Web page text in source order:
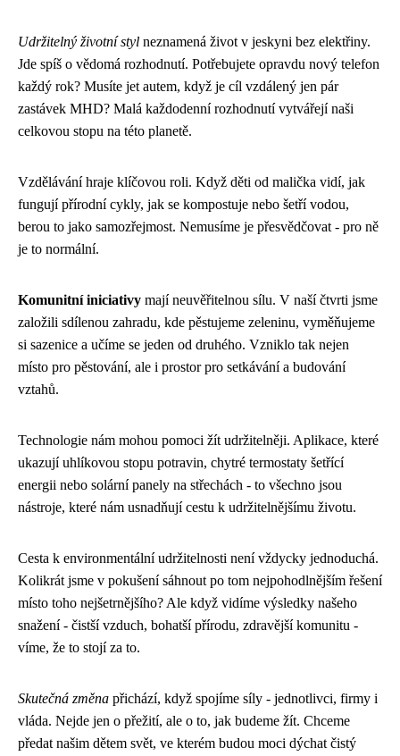
Udržitelný životní styl neznamená život v jeskyni bez elektřiny.
Jde spíš o vědomá rozhodnutí. Potřebujete opravdu nový telefon
každý rok? Musíte jet autem, když je cíl vzdálený jen pár
zastávek MHD? Malá každodenní rozhodnutí vytvářejí naši
celkovou stopu na této planetě.
Vzdělávání hraje klíčovou roli. Když děti od malička vidí, jak
fungují přírodní cykly, jak se kompostuje nebo šetří vodou,
berou to jako samozřejmost. Nemusíme je přesvědčovat - pro ně
je to normální.
Komunitní iniciativy mají neuvěřitelnou sílu. V naší čtvrti jsme
založili sdílenou zahradu, kde pěstujeme zeleninu, vyměňujeme
si sazenice a učíme se jeden od druhého. Vzniklo tak nejen
místo pro pěstování, ale i prostor pro setkávání a budování
vztahů.
Technologie nám mohou pomoci žít udržitelněji. Aplikace, které
ukazují uhlíkovou stopu potravin, chytré termostaty šetřící
energii nebo solární panely na střechách - to všechno jsou
nástroje, které nám usnadňují cestu k udržitelnějšímu životu.
Cesta k environmentální udržitelnosti není vždycky jednoduchá.
Kolikrát jsme v pokušení sáhnout po tom nejpohodlnějším řešení
místo toho nejšetrnějšího? Ale když vidíme výsledky našeho
snažení - čistší vzduch, bohatší přírodu, zdravější komunitu -
víme, že to stojí za to.
Skutečná změna přichází, když spojíme síly - jednotlivci, firmy i
vláda. Nejde jen o přežití, ale o to, jak budeme žít. Chceme
předat našim dětem svět, ve kterém budou moci dýchat čistý